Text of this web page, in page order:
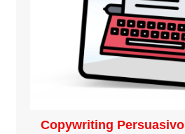
Copywriting Persuasivo